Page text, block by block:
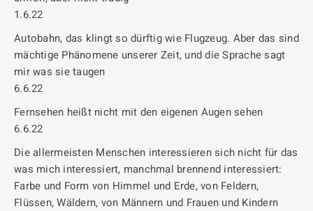
1.6.22
Autobahn, das klingt so dürftig wie Flugzeug. Aber das sind
mächtige Phänomene unserer Zeit, und die Sprache sagt
mir was sie taugen
6.6.22
Fernsehen heißt nicht mit den eigenen Augen sehen
6.6.22
Die allermeisten Menschen interessieren sich nicht für das
was mich interessiert, manchmal brennend interessiert:
Farbe und Form von Himmel und Erde, von Feldern,
Flüssen, Wäldern, von Männern und Frauen und Kindern